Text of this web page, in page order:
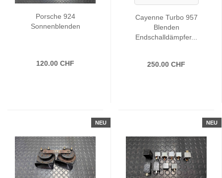
Porsche 924
Sonnenblenden
120.00 CHF
Cayenne Turbo 957
Blenden
Endschalldämpfer...
250.00 CHF
NEU NEU